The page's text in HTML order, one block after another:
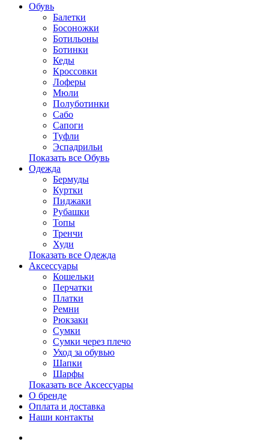
Обувь
Балетки
Босоножки
Ботильоны
Ботинки
Кеды
Кроссовки
Лоферы
Мюли
Полуботинки
Сабо
Сапоги
Туфли
Эспадрильи
Показать все Обувь
Одежда
Бермуды
Куртки
Пиджаки
Рубашки
Топы
Тренчи
Худи
Показать все Одежда
Аксессуары
Кошельки
Перчатки
Платки
Ремни
Рюкзаки
Сумки
Сумки через плечо
Уход за обувью
Шапки
Шарфы
Показать все Аксессуары
О бренде
Оплата и доставка
Наши контакты